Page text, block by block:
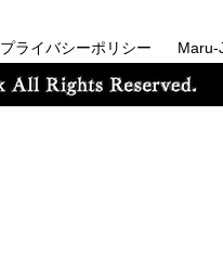
プライバシーポリシー Maru-